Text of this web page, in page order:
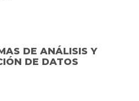
DE ANÁLISIS Y
DE DATOS